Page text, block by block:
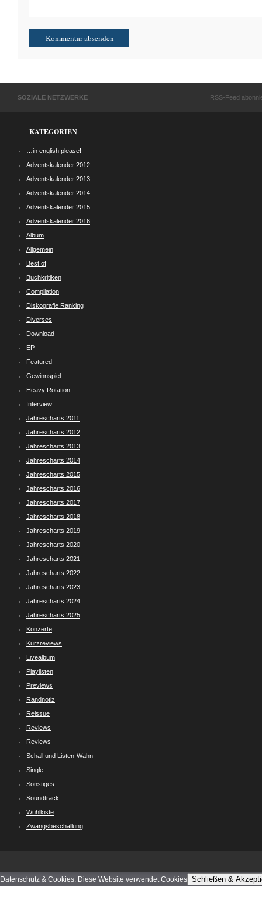
SOZIALE NETZWERKE RSS-Feed
KATEGORIEN
…in english please!
Adventskalender 2012
Adventskalender 2013
Adventskalender 2014
Adventskalender 2015
Adventskalender 2016
Album
Allgemein
Best of
Buchkritiken
Compilation
Diskografie Ranking
Diverses
Download
EP
Featured
Gewinnspiel
Heavy Rotation
Interview
Jahrescharts 2011
Jahrescharts 2012
Jahrescharts 2013
Jahrescharts 2014
Jahrescharts 2015
Jahrescharts 2016
Jahrescharts 2017
Jahrescharts 2018
Jahrescharts 2019
Jahrescharts 2020
Jahrescharts 2021
Jahrescharts 2022
Jahrescharts 2023
Jahrescharts 2024
Jahrescharts 2025
Konzerte
Kurzreviews
Livealbum
Playlisten
Previews
Randnotiz
Reissue
Reviews
Reviews
Schall und Listen-Wahn
Single
Sonstiges
Soundtrack
Wühlkiste
Zwangsbeschallung
Datenschutz & Cookies: Diese Website verwendet Cookies Schließen &